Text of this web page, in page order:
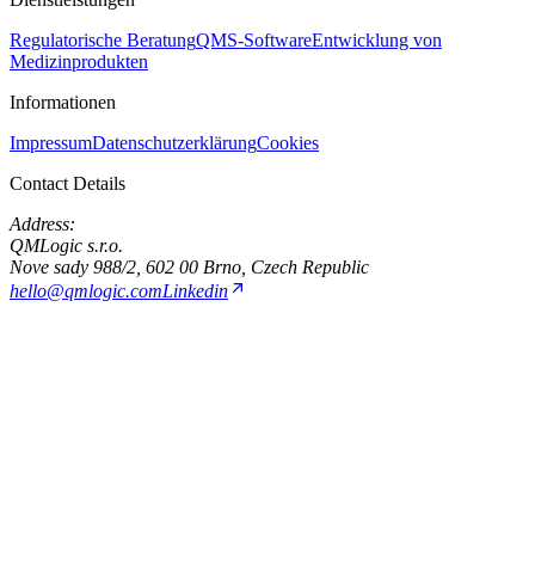
Regulatorische BeratungQMS-SoftwareEntwicklung von
Medizinprodukten
Informationen
ImpressumDatenschutzerklärungCookies
Contact Details
Address:
QMLogic s.r.o.
Nove sady 988/2, 602 00 Brno, Czech Republic
hello@qmlogic.comLinkedin